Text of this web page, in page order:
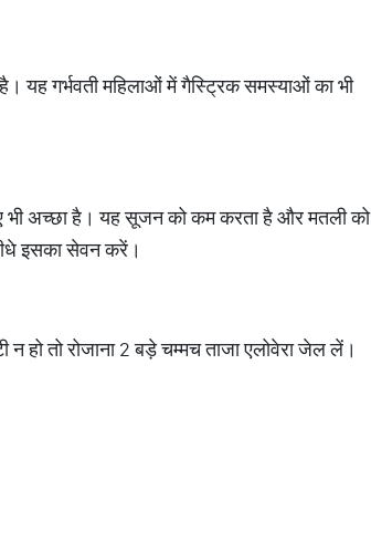
यह गर्भवती महिलाओं में गैस्ट्रिक समस्याओं का भी
भी अच्छा है। यह सूजन को कम करता है और मतली को
इसका सेवन करें।
हो तो रोजाना 2 बड़े चम्मच ताजा एलोवेरा जेल लें।